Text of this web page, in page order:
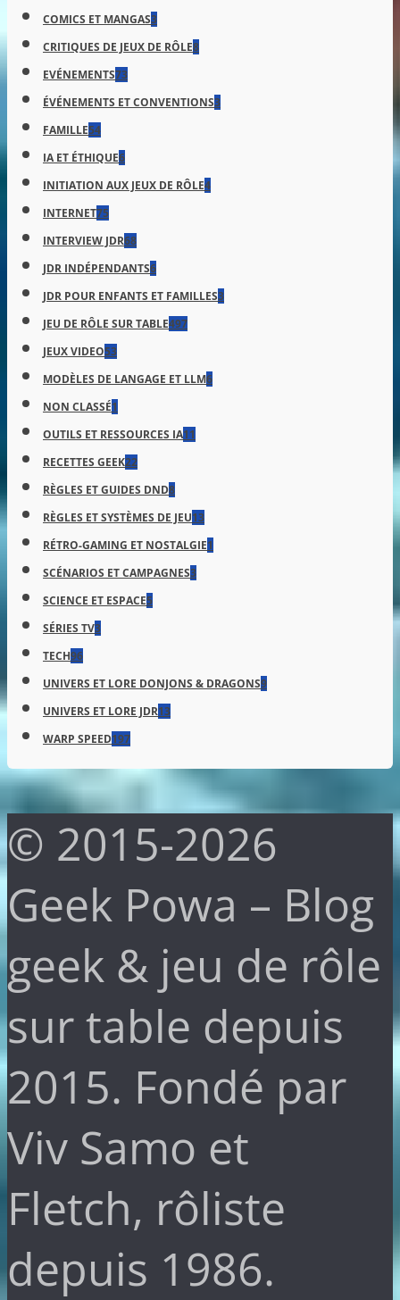
COMICS ET MANGAS3
CRITIQUES DE JEUX DE RÔLE8
EVÉNEMENTS73
ÉVÉNEMENTS ET CONVENTIONS3
FAMILLE54
IA ET ÉTHIQUE6
INITIATION AUX JEUX DE RÔLE4
INTERNET75
INTERVIEW JDR68
JDR INDÉPENDANTS6
JDR POUR ENFANTS ET FAMILLES3
JEU DE RÔLE SUR TABLE497
JEUX VIDEO53
MODÈLES DE LANGAGE ET LLM6
NON CLASSÉ1
OUTILS ET RESSOURCES IA11
RECETTES GEEK22
RÈGLES ET GUIDES DND8
RÈGLES ET SYSTÈMES DE JEU13
RÉTRO-GAMING ET NOSTALGIE1
SCÉNARIOS ET CAMPAGNES3
SCIENCE ET ESPACE5
SÉRIES TV3
TECH96
UNIVERS ET LORE DONJONS & DRAGONS9
UNIVERS ET LORE JDR13
WARP SPEED197
© 2015-2026
Geek Powa – Blog
geek & jeu de rôle
sur table depuis
2015. Fondé par
Viv Samo et
Fletch, rôliste
depuis 1986.